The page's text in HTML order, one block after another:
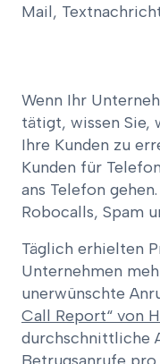
Mail,
Wenn Ihr
tätigt, wissen Sie,
Ihre Kunden zu
Kunden für
ans Telefon
Robocalls, Spam
Täglich erhielten
Unternehmen
unerwünschte
Call Report“ von
durchschnittliche